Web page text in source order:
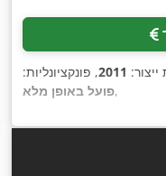
2011, פונקציונליות:
פועל באופן מלא,